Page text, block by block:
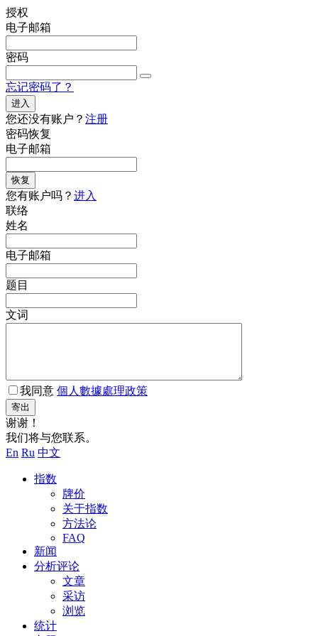
授权
电子邮箱
密码
忘记密码了？
进入
您还没有账户？ 注册
密码恢复
电子邮箱
恢复
您有账户吗？ 进入
联络
姓名
电子邮箱
题目
文词
我同意 個人數據處理政策
寄出
谢谢！
我们将与您联系。
En Ru 中文
指数
牌价
关于指数
方法论
FAQ
新闻
分析评论
文章
采访
浏览
统计